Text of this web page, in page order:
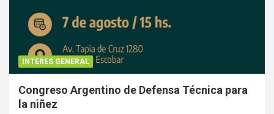
INTERES GENERAL
Congreso Argentino de Defensa Técnica para
la niñez